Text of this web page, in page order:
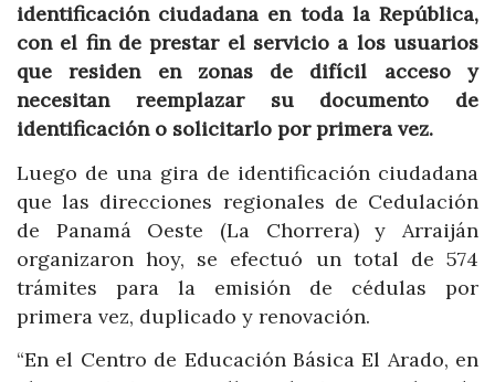
identificación ciudadana en toda la República,
con el fin de prestar el servicio a los usuarios
que residen en zonas de difícil acceso y
necesitan reemplazar su documento de
identificación o solicitarlo por primera vez.
Luego de una gira de identificación ciudadana
que las direcciones regionales de Cedulación
de Panamá Oeste (La Chorrera) y Arraiján
organizaron hoy, se efectuó un total de 574
trámites para la emisión de cédulas por
primera vez, duplicado y renovación.
“En el Centro de Educación Básica El Arado, en